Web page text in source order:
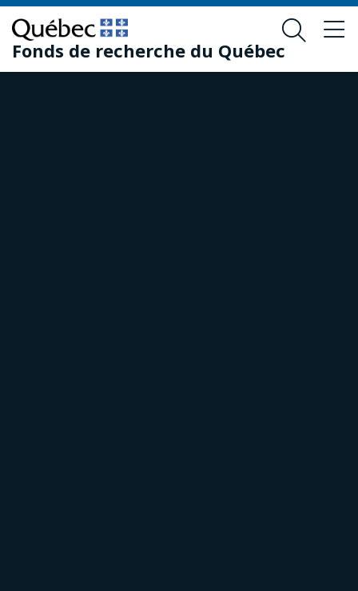
Passer
au
contenu
principal
Passer
au
pied
de
Fonds de recherche du Québec